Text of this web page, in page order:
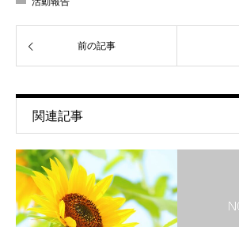
前の記事
関連記事